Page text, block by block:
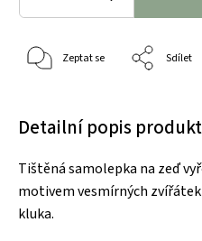
Zeptat se Sdílet
Detailní popis
Tištěná samolepka na zeď
motivem vesmírných
kluka.